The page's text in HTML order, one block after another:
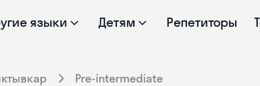
языки Детям Репетиторы
Pre-intermediate